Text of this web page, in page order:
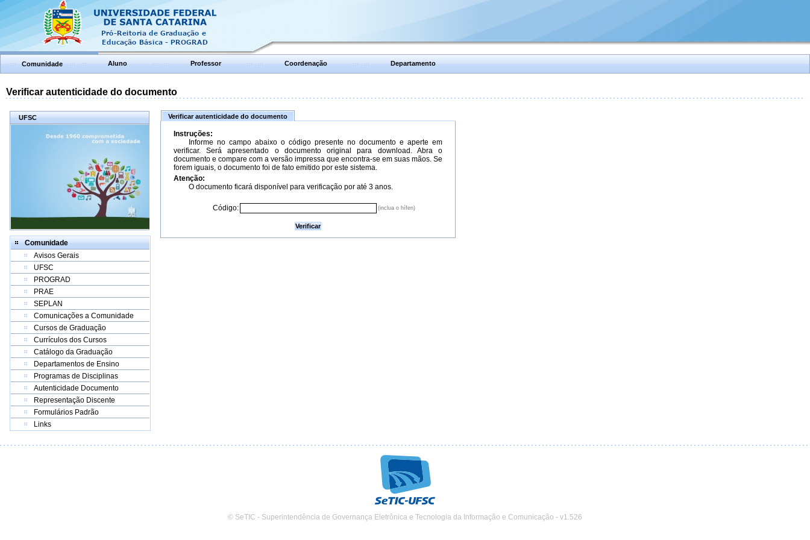
Comunidade Aluno Professor Coordenação Departamento
Verificar autenticidade do documento
UFSC
Comunidade
Avisos Gerais
UFSC
PROGRAD
PRAE
SEPLAN
Comunicações a Comunidade
Cursos de Graduação
Currículos dos Cursos
Catálogo da Graduação
Departamentos de Ensino
Programas de Disciplinas
Autenticidade Documento
Representação Discente
Formulários Padrão
Links
Verificar autenticidade do documento
Instruções:
Informe no campo abaixo o código presente no documento e aperte em
verificar. Será apresentado o documento original para download. Abra o
documento e compare com a versão impressa que encontra-se em suas mãos. Se
forem iguais, o documento foi de fato emitido por este sistema.
Atenção:
O documento ficará disponível para verificação por até 3 anos.
Código: (inclua o hífen)
© SeTIC - Superintendência de Governança Eletrônica e Tecnologia da Informação e Comunicação - v1.526